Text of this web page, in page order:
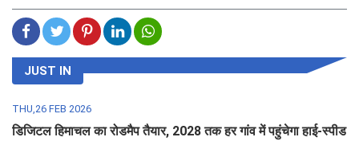
JUST IN
THU,26 FEB 2026
डिजिटल हिमाचल का रोडमैप तैयार, 2028 तक हर गांव में पहुंचेगा हाई-स्पीड